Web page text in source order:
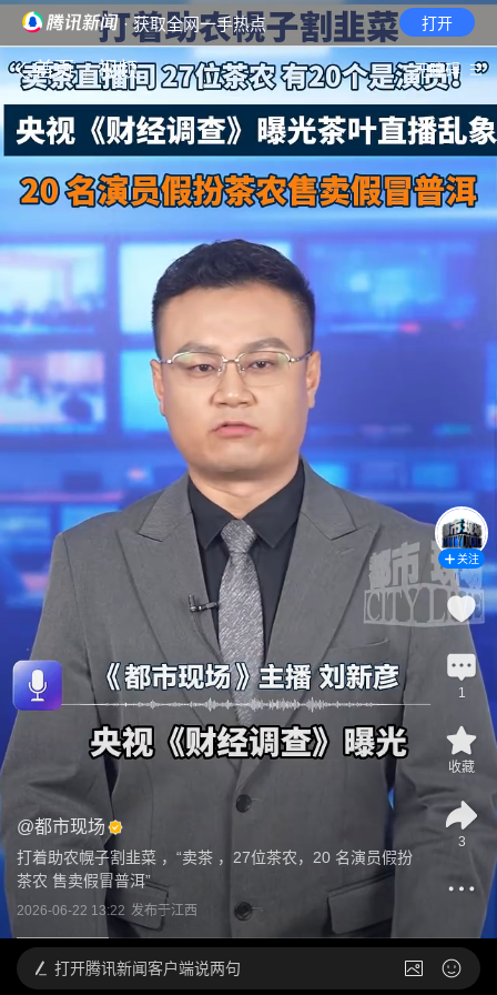
· 获取全网一手热点 打开
首页 视频 无障碍
@都市现场
打着助农幌子割韭菜 ，“卖茶 ，27位茶农，20 名演员假扮
茶农 售卖假冒普洱”
2026-06-22 13:22 发布于江西
关注
1
收藏
3
打开腾讯新闻客户端说两句